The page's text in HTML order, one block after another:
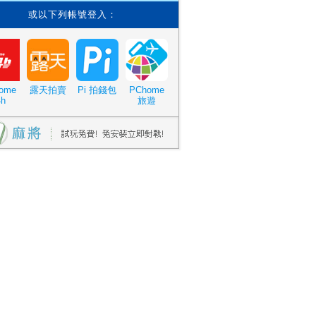
或以下列帳號登入：
露天拍賣 Pi 拍錢包
PChome
旅遊